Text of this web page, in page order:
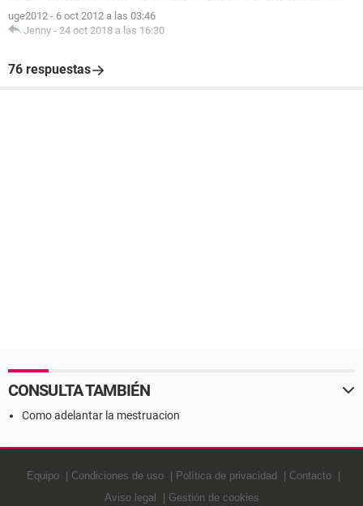
uge2012 - 6 oct 2012 a las 03:46
Jenny - 24 oct 2018 a las 16:30
76 respuestas
CONSULTA TAMBIÉN
Como adelantar la mestruacion
Equipo Condiciones de uso Política de privacidad
Contacto
Aviso legal
Gestión de cookies